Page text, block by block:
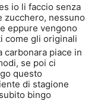
io li faccio senza
zucchero, nessuno
eppure vengono
come gli originali
carbonara piace in
se poi ci
questo
di stagione
bingo